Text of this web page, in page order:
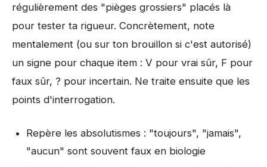
régulièrement des "pièges grossiers" placés là
pour tester ta rigueur. Concrètement, note
mentalement (ou sur ton brouillon si c'est autorisé)
un signe pour chaque item : V pour vrai sûr, F pour
faux sûr, ? pour incertain. Ne traite ensuite que les
points d'interrogation.
Repère les absolutismes : "toujours", "jamais",
"aucun" sont souvent faux en biologie